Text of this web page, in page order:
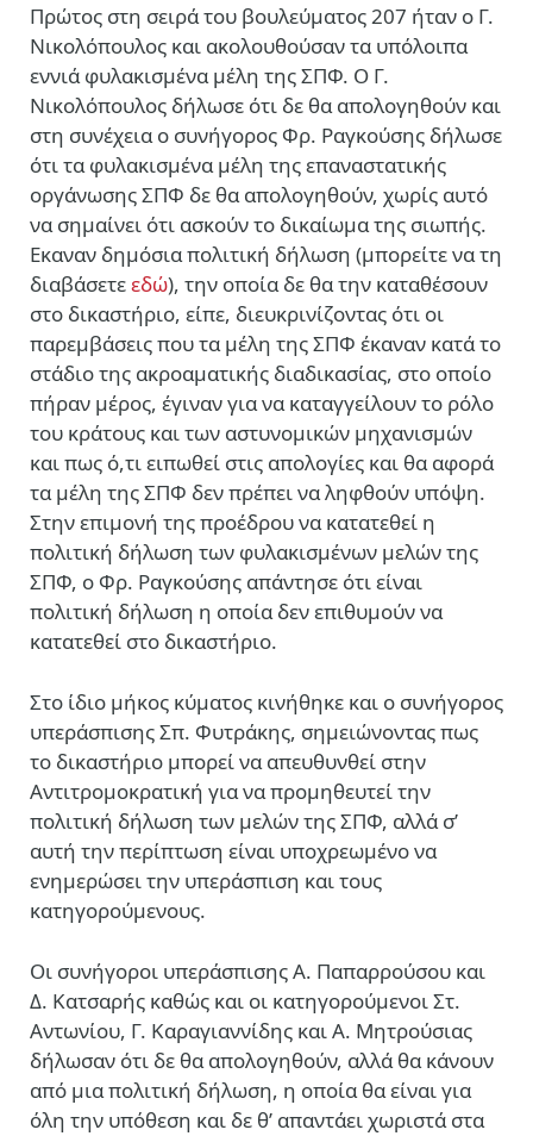
Πρώτος στη σειρά του βουλεύματος 207 ήταν ο Γ.
Νικολόπουλος και ακολουθούσαν τα υπόλοιπα
εννιά φυλακισμένα μέλη της ΣΠΦ. Ο Γ.
Νικολόπουλος δήλωσε ότι δε θα απολογηθούν και
στη συνέχεια ο συνήγορος Φρ. Ραγκούσης δήλωσε
ότι τα φυλακισμένα μέλη της επαναστατικής
οργάνωσης ΣΠΦ δε θα απολογηθούν, χωρίς αυτό
να σημαίνει ότι ασκούν το δικαίωμα της σιωπής.
Εκαναν δημόσια πολιτική δήλωση (μπορείτε να τη
διαβάσετεεδώ), την οποία δε θα την καταθέσουν
στο δικαστήριο, είπε, διευκρινίζοντας ότι οι
παρεμβάσεις που τα μέλη της ΣΠΦ έκαναν κατά το
στάδιο της ακροαματικής διαδικασίας, στο οποίο
πήραν μέρος, έγιναν για να καταγγείλουν το ρόλο
του κράτους και των αστυνομικών μηχανισμών
και πως ό,τι ειπωθεί στις απολογίες και θα αφορά
τα μέλη της ΣΠΦ δεν πρέπει να ληφθούν υπόψη.
Στην επιμονή της προέδρου να κατατεθεί η
πολιτική δήλωση των φυλακισμένων μελών της
ΣΠΦ, ο Φρ. Ραγκούσης απάντησε ότι είναι
πολιτική δήλωση η οποία δεν επιθυμούν να
κατατεθεί στο δικαστήριο.
Στο ίδιο μήκος κύματος κινήθηκε και ο συνήγορος
υπεράσπισης Σπ. Φυτράκης, σημειώνοντας πως
το δικαστήριο μπορεί να απευθυνθεί στην
Αντιτρομοκρατική για να προμηθευτεί την
πολιτική δήλωση των μελών της ΣΠΦ, αλλά σ’
αυτή την περίπτωση είναι υποχρεωμένο να
ενημερώσει την υπεράσπιση και τους
κατηγορούμενους.
Οι συνήγοροι υπεράσπισης Α. Παπαρρούσου και
Δ. Κατσαρής καθώς και οι κατηγορούμενοι Στ.
Αντωνίου, Γ. Καραγιαννίδης και Α. Μητρούσιας
δήλωσαν ότι δε θα απολογηθούν, αλλά θα κάνουν
από μια πολιτική δήλωση, η οποία θα είναι για
όλη την υπόθεση και δε θ’ απαντάει χωριστά στα